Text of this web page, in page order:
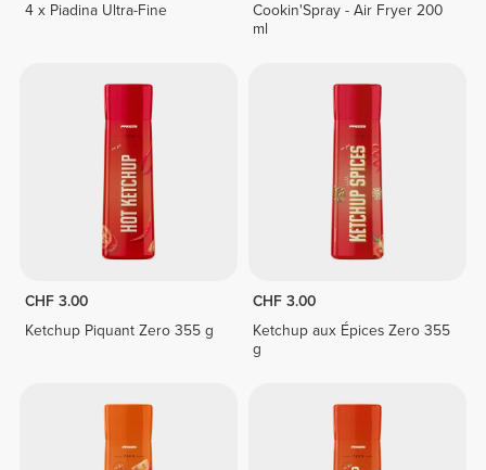
4 x Piadina Ultra-Fine
Cookin'Spray - Air Fryer 200
ml
CHF 3.00
Ketchup Piquant Zero 355 g
CHF 3.00
Ketchup aux Épices Zero 355
g